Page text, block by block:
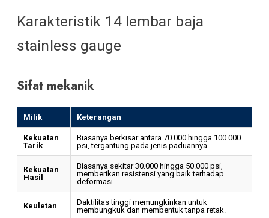
Karakteristik 14 lembar baja
stainless gauge
Sifat mekanik
Milik Keterangan
Kekuatan
Tarik
Biasanya berkisar antara 70.000 hingga 100.000
psi, tergantung pada jenis paduannya.
Kekuatan
Hasil
Biasanya sekitar 30.000 hingga 50.000 psi,
memberikan resistensi yang baik terhadap
deformasi.
Keuletan
Daktilitas tinggi memungkinkan untuk
membungkuk dan membentuk tanpa retak.